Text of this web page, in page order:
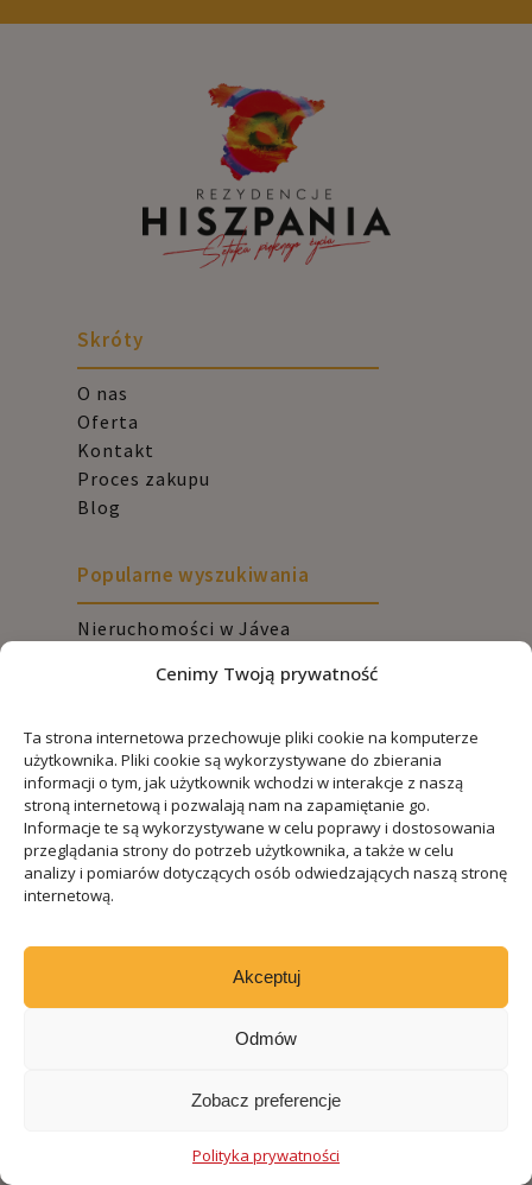
Cenimy Twoją prywatność
Ta strona internetowa przechowuje pliki cookie na komputerze
użytkownika. Pliki cookie są wykorzystywane do zbierania
informacji o tym, jak użytkownik wchodzi w interakcje z naszą
stroną internetową i pozwalają nam na zapamiętanie go.
Informacje te są wykorzystywane w celu poprawy i dostosowania
przeglądania strony do potrzeb użytkownika, a także w celu
analizy i pomiarów dotyczących osób odwiedzających naszą stronę
internetową.
Akceptuj
Odmów
Zobacz preferencje
Polityka prywatności
Skróty
O nas
Oferta
Kontakt
Proces zakupu
Blog
Popularne wyszukiwania
Nieruchomości w Jávea
Domy w Marbelli
Kontakt
Rezydencje Hiszpania
ul. Olkuska 7
02-604, Warszawa
+48 605 999 605
kontakt@rezydencjehiszpania.pl
Zapisz się do naszego newslettera i bądź na
bieżąco!